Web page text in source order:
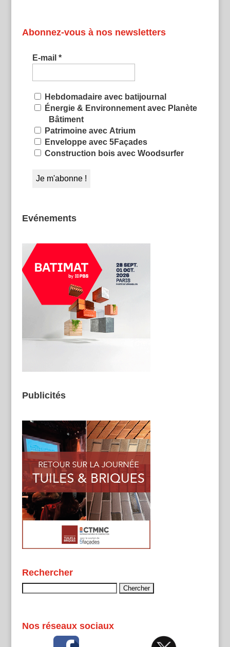
Abonnez-vous à nos newsletters
E-mail *
Hebdomadaire avec batijournal
Énergie & Environnement avec Planète
Bâtiment
Patrimoine avec Atrium
Enveloppe avec 5Façades
Construction bois avec Woodsurfer
Evénements
Publicités
Rechercher
Nos réseaux sociaux